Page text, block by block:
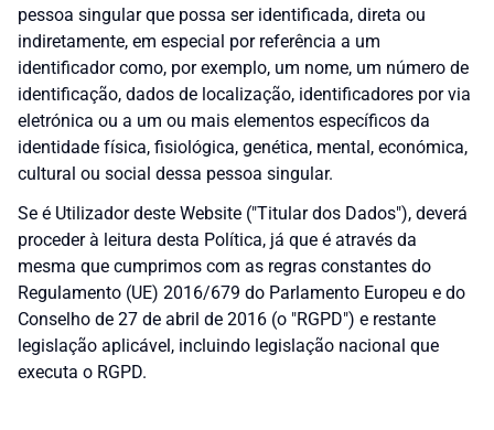
pessoa singular que possa ser identificada, direta ou
indiretamente, em especial por referência a um
identificador como, por exemplo, um nome, um número de
identificação, dados de localização, identificadores por via
eletrónica ou a um ou mais elementos específicos da
identidade física, fisiológica, genética, mental, económica,
cultural ou social dessa pessoa singular.
Se é Utilizador deste Website ("Titular dos Dados"), deverá
proceder à leitura desta Política, já que é através da
mesma que cumprimos com as regras constantes do
Regulamento (UE) 2016/679 do Parlamento Europeu e do
Conselho de 27 de abril de 2016 (o "RGPD") e restante
legislação aplicável, incluindo legislação nacional que
executa o RGPD.